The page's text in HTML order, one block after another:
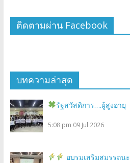
ติดตามผ่าน Facebook
บทความล่าสุด
รัฐสวัสดิการ….ผู้สูงอายุ
5:08 pm 09 Jul 2026
อบรมเสริมสมรรถนะ